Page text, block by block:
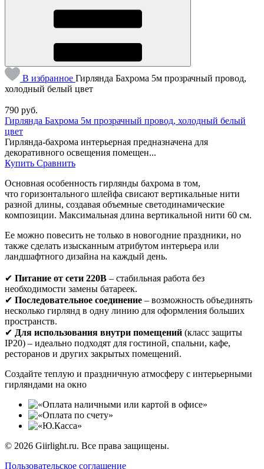
В избранное Гирлянда Бахрома 5м прозрачный провод,
холодный белый цвет
790 руб.
Гирлянда Бахрома 5м прозрачный провод, холодный белый
цвет
Гирлянда-бахрома интерьерная предназначена для
декоративного освещения помещен...
Купить Сравнить
Основная особенность гирлянды бахрома в том,
что горизонтального шлейфа свисают вертикальные нити
разной длины, создавая объемные светодинамические
композиции. Максимальная длина вертикальной нити 60 см.
Ее можно повесить не только в новогодние праздники, но
также сделать изысканным атрибутом интерьера или
ландшафтного дизайна на каждый день.
✔ Питание от сети 220В – стабильная работа без
необходимости замены батареек.
✔ Последовательное соединение – возможность объединять
несколько гирлянд в одну линию для оформления больших
пространств.
✔ Для использования внутри помещений (класс защиты
IP20) – идеально подходят для гостиной, спальни, кафе,
ресторанов и других закрытых помещений.
Создайте теплую и праздничную атмосферу с интерьерными
гирляндами на окно
© 2026 Giirlight.ru. Все права защищены.
Пользовательское соглашение